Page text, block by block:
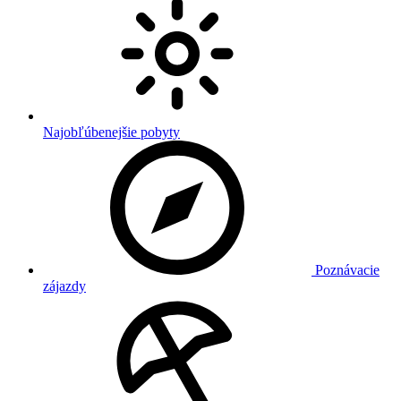
Najobľúbenejšie pobyty
Poznávacie
zájazdy